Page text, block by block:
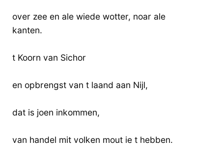
over zee en ale wiede wotter, noar ale
kanten.
t Koorn van Sichor
en opbrengst van t laand aan Nijl,
dat is joen inkommen,
van handel mit volken mout ie t hebben.